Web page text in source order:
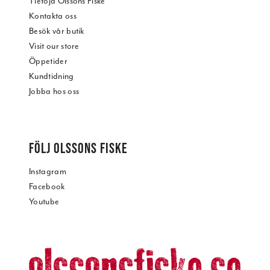
annons- och analysföretag som vi samarbetar med.
Dessa kan i sin tur kombinera informationen med annan
information som du har tillhandahållit eller som de har
samlat in när du har använt deras tjänster.
Kontakta oss
Besök vår butik
Visit our store
Öppetider
Kundtidning
Jobba hos oss
FÖLJ OLSSONS FISKE
Instagram
Facebook
Youtube